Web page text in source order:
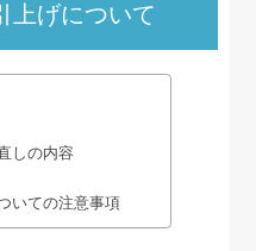
上げについて
しの内容
いての注意事項